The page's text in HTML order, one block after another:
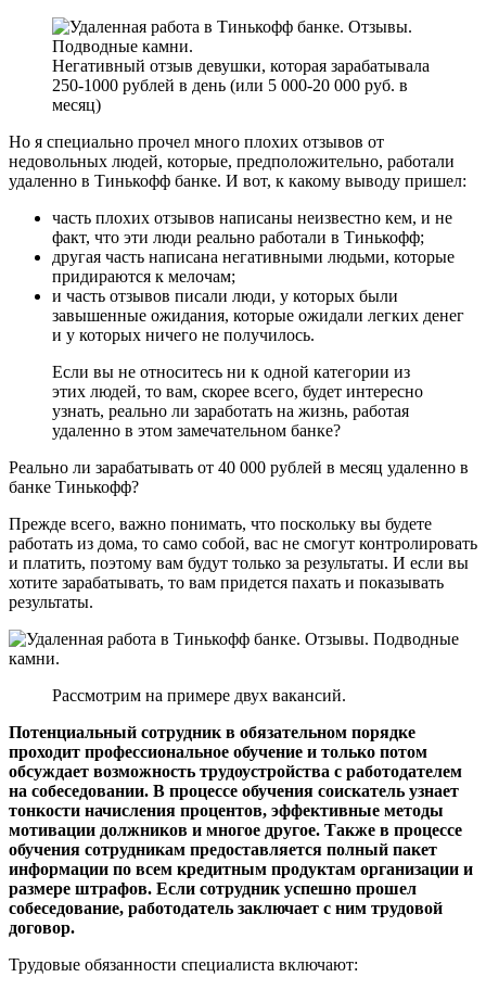
Негативный отзыв девушки, которая зарабатывала
250-1000 рублей в день (или 5 000-20 000 руб. в
месяц)
Но я специально прочел много плохих отзывов от
недовольных людей, которые, предположительно, работали
удаленно в Тинькофф банке. И вот, к какому выводу пришел:
часть плохих отзывов написаны неизвестно кем, и не
факт, что эти люди реально работали в Тинькофф;
другая часть написана негативными людьми, которые
придираются к мелочам;
и часть отзывов писали люди, у которых были
завышенные ожидания, которые ожидали легких денег
и у которых ничего не получилось.
Если вы не относитесь ни к одной категории из
этих людей, то вам, скорее всего, будет интересно
узнать, реально ли заработать на жизнь, работая
удаленно в этом замечательном банке?
Реально ли зарабатывать от 40 000 рублей в месяц удаленно в
банке Тинькофф?
Прежде всего, важно понимать, что поскольку вы будете
работать из дома, то само собой, вас не смогут контролировать
и платить, поэтому вам будут только за результаты. И если вы
хотите зарабатывать, то вам придется пахать и показывать
результаты.
Рассмотрим на примере двух вакансий.
Потенциальный сотрудник в обязательном порядке
проходит профессиональное обучение и только потом
обсуждает возможность трудоустройства с работодателем
на собеседовании. В процессе обучения соискатель узнает
тонкости начисления процентов, эффективные методы
мотивации должников и многое другое. Также в процессе
обучения сотрудникам предоставляется полный пакет
информации по всем кредитным продуктам организации и
размере штрафов. Если сотрудник успешно прошел
собеседование, работодатель заключает с ним трудовой
договор.
Трудовые обязанности специалиста включают: